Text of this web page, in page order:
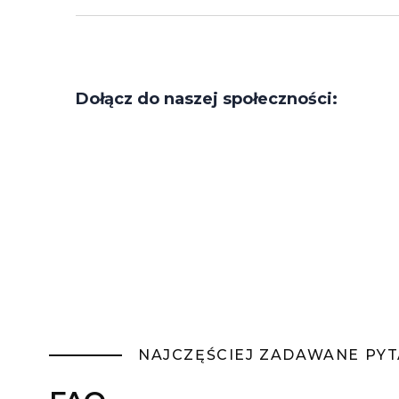
Dołącz do naszej społeczności:
NAJCZĘŚCIEJ ZADAWANE